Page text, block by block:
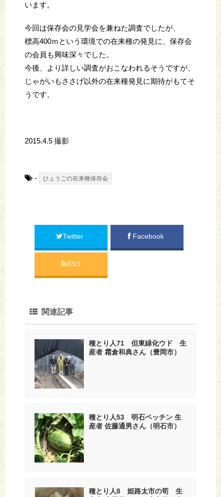
います。
今回は保存会の見学会を兼ねた調査でしたが、
標高400ｍという環境での在来種の発見に、保存会
の会員も興味深々でした。
今後、より詳しい調査がおこなわれるそうですが、
じゃがいもささげ以外の在来種発見に期待がもてそ
うです。
2015.4.5 撮影
- ひょうごの在来種保存会
Twitter Facebook
RSS
関連記事
種とり人71 但東緑化ウド 生
産者 霜倉和典さん（豊岡市）
種とり人53 明石ペッチン 生
産者 佐藤通男さん（明石市）
種とり人8 姫路太市の筍 生